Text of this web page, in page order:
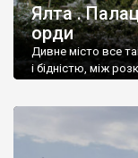
Ялта .
орди
Дивне місто все
і бідністю, між